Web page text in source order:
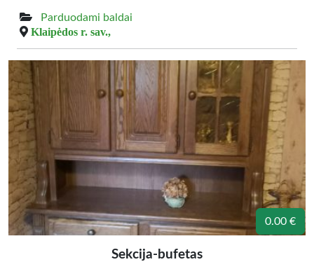
Parduodami baldai
Klaipėdos r. sav.,
0.00 €
Sekcija-bufetas